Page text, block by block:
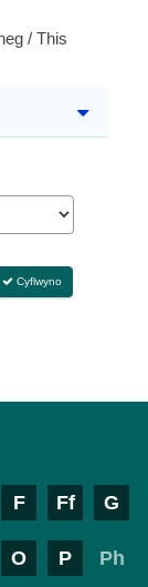
F Ff G
O P Ph